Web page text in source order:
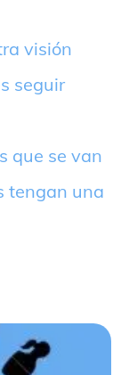
visión
seguir
que se van
tengan una